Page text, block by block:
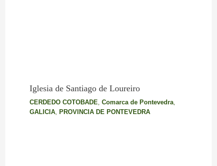
Iglesia de Santiago de Loureiro
CERDEDO COTOBADE, Comarca de Pontevedra,
GALICIA, PROVINCIA DE PONTEVEDRA